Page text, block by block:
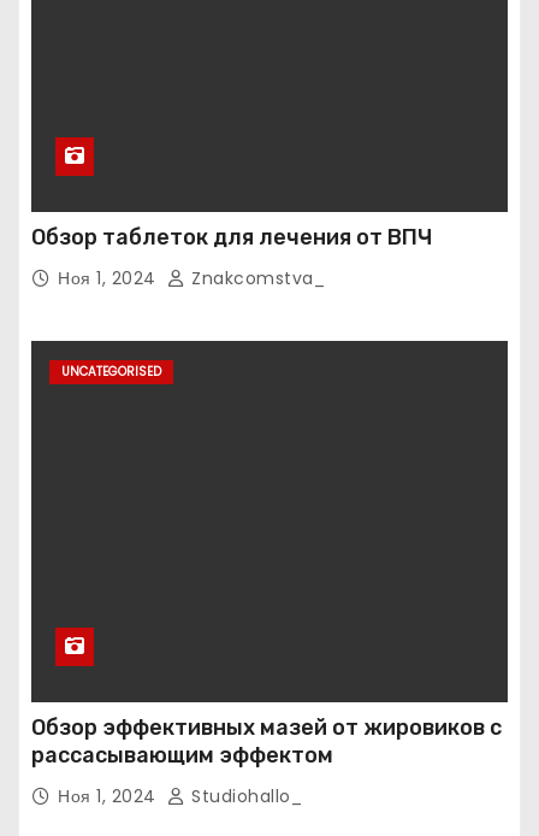
Обзор таблеток для лечения от ВПЧ
Ноя 1, 2024 Znakcomstva_
UNCATEGORISED
Обзор эффективных мазей от жировиков с
рассасывающим эффектом
Ноя 1, 2024 Studiohallo_